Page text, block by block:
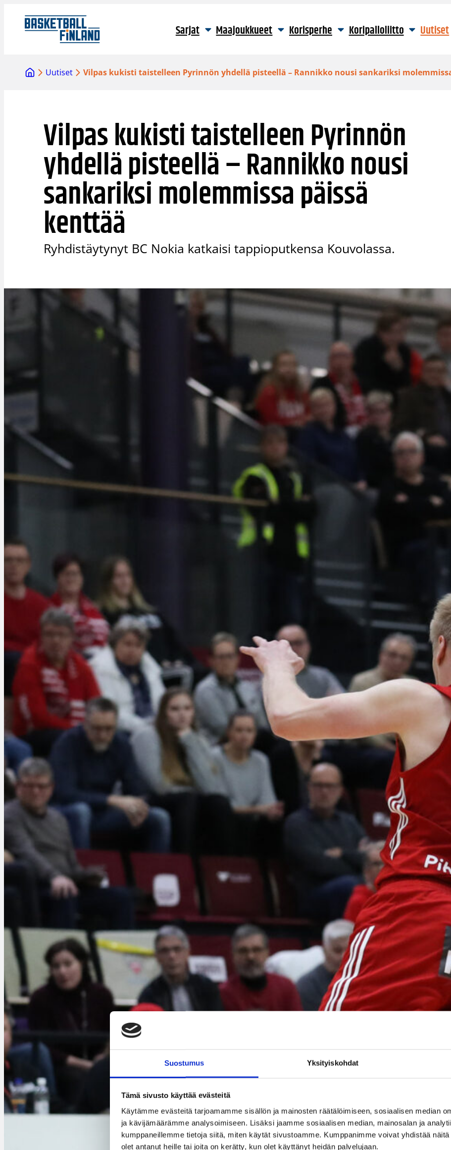
Suostumus Yksityiskohdat
Tämä sivusto käyttää evästeitä
Käytämme evästeitä tarjoamamme sisällön ja mainosten räätälöimiseen, sosiaalisen median
ja kävijämäärämme analysoimiseen. Lisäksi jaamme sosiaalisen median, mainosalan ja
kumppaneillemme tietoja siitä, miten käytät sivustoamme. Kumppanimme voivat yhdistää
olet antanut heille tai joita on kerätty, kun olet käyttänyt heidän palvelujaan.
sisältöön
Sarjat Maajoukkueet Korisperhe Koripalloliitto Uutiset
Uutiset Vilpas kukisti taistelleen Pyrinnön yhdellä pisteellä – Rannikko nousi sankariksi
Vilpas kukisti taistelleen Pyrinnön
yhdellä pisteellä – Rannikko nousi
sankariksi molemmissa päissä
kenttää
Ryhdistäytynyt BC Nokia katkaisi tappioputkensa Kouvolassa.